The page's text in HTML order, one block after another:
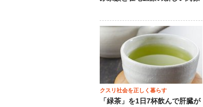
クスリ社会を正しく暮らす
「緑茶」を1日7杯飲んで肝臓が